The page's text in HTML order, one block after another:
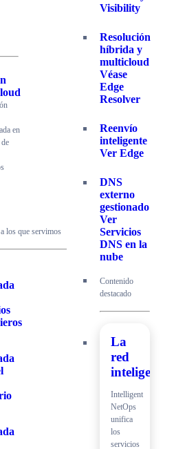
en
los que servimos
Visibility
Resolución
híbrida y
multicloud
Véase
Edge
Resolver
Reenvío
inteligente
Ver Edge
DNS
externo
gestionado
Ver
Servicios
DNS en la
nube
Contenido
destacado
La
red
inteligente
Intelligent
NetOps
unifica
los
servicios